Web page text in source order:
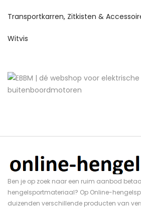
Transportkarren, Zitkisten &
Witvis
Ben je op zoek naar een ruim aanbod
hengelsportmateriaal? Op Online-
duizenden verschillende producten van